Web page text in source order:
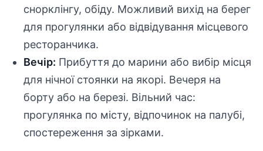
снорклінгу, обіду. Можливий вихід на берег
для прогулянки або відвідування місцевого
ресторанчика.
Вечір: Прибуття до марини або вибір місця
для нічної стоянки на якорі. Вечеря на
борту або на березі. Вільний час:
прогулянка по місту, відпочинок на палубі,
спостереження за зірками.